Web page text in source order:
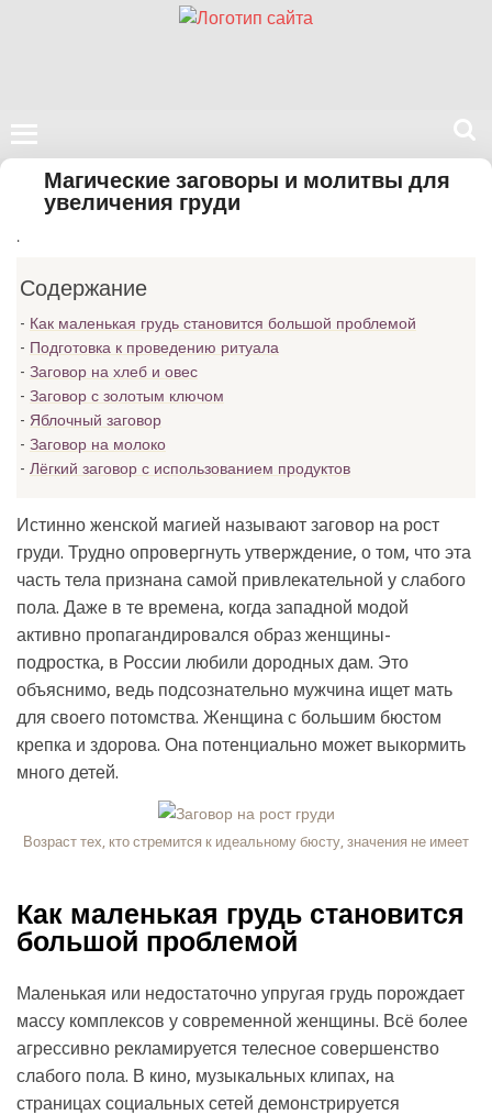
Поиск
сайте
Магические заговоры и молитвы для
увеличения груди
.
Содержание
Как маленькая грудь становится большой проблемой
Подготовка к проведению ритуала
Заговор на хлеб и овес
Заговор с золотым ключом
Яблочный заговор
Заговор на молоко
Лёгкий заговор с использованием продуктов
Истинно женской магией называют заговор на рост
груди. Трудно опровергнуть утверждение, о том, что эта
часть тела признана самой привлекательной у слабого
пола. Даже в те времена, когда западной модой
активно пропагандировался образ женщины-
подростка, в России любили дородных дам. Это
объяснимо, ведь подсознательно мужчина ищет мать
для своего потомства. Женщина с большим бюстом
крепка и здорова. Она потенциально может выкормить
много детей.
Возраст тех, кто стремится к идеальному бюсту, значения не имеет
Как маленькая грудь становится
большой проблемой
Маленькая или недостаточно упругая грудь порождает
массу комплексов у современной женщины. Всё более
агрессивно рекламируется телесное совершенство
слабого пола. В кино, музыкальных клипах, на
страницах социальных сетей демонстрируется